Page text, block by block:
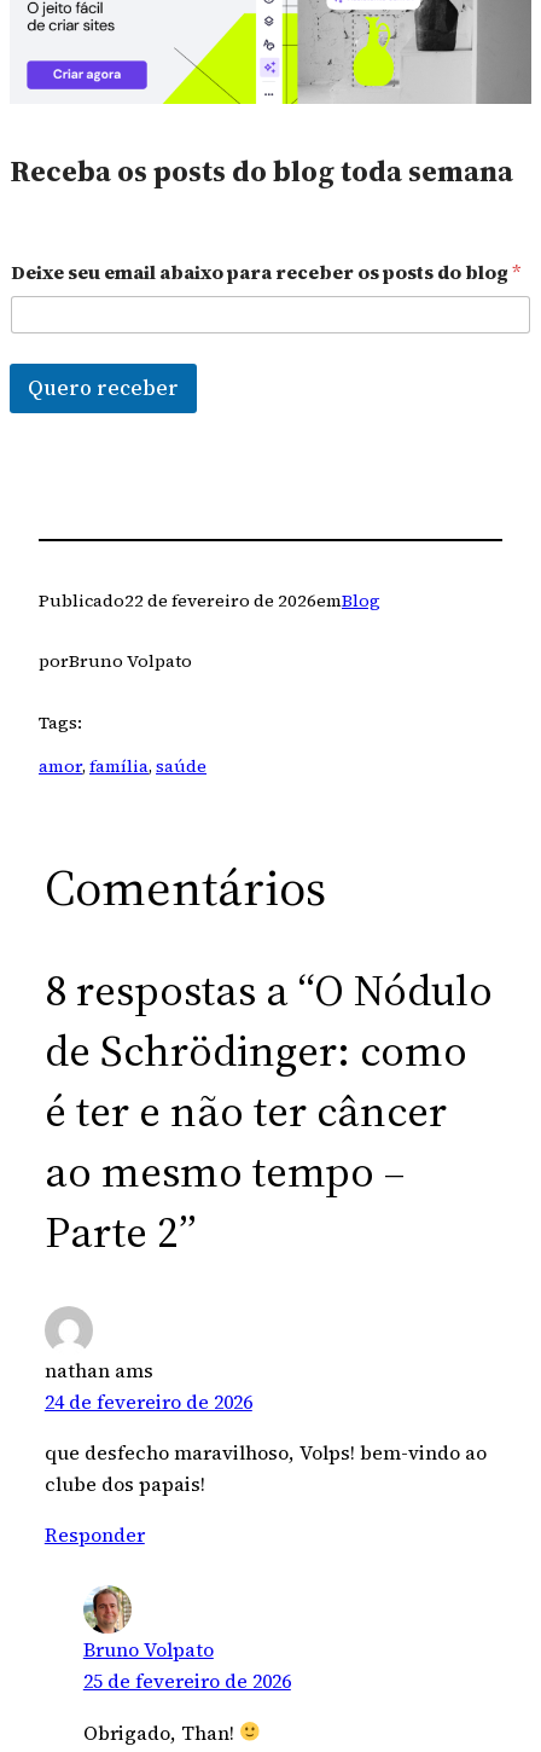
Receba os posts do blog toda semana
Deixe seu email abaixo para receber os posts do blog*
Quero receber
Publicado22 de fevereiro de 2026emBlog
porBruno Volpato
Tags:
amor, família, saúde
Comentários
8 respostas a “O Nódulo
de Schrödinger: como
é ter e não ter câncer
ao mesmo tempo –
Parte 2”
nathan ams
24 de fevereiro de 2026
que desfecho maravilhoso, Volps! bem-vindo ao
clube dos papais!
Responder
Bruno Volpato
25 de fevereiro de 2026
Obrigado, Than!